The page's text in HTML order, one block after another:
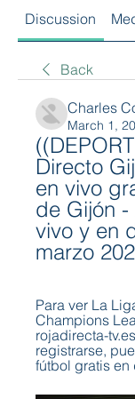
Discussion
Back
Charles
March 1,
Directo
en vivo
de Gijón
vivo y en
marzo
Para ver La
Champions
rojadirecta-
registrarse,
fútbol gratis en